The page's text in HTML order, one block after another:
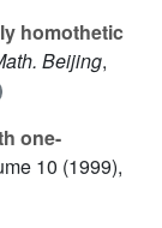
homothetic
Beijing,
one-
10 (1999),